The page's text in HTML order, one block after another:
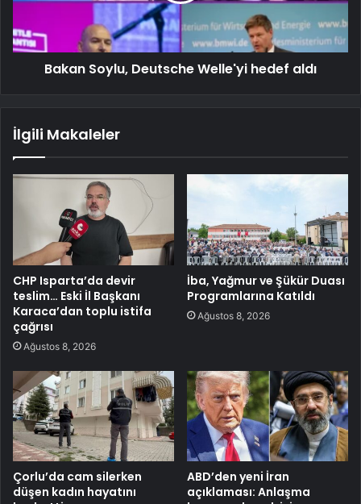
Bakan Soylu, Deutsche Welle'yi hedef aldı
İlgili Makaleler
CHP Isparta’da devir
teslim… Eski İl Başkanı
Karaca’dan toplu istifa
çağrısı
Ağustos 8, 2026
İba, Yağmur ve Şükür Duası
Programlarına Katıldı
Ağustos 8, 2026
Çorlu’da cam silerken
düşen kadın hayatını
ABD’den yeni İran
açıklaması: Anlaşma